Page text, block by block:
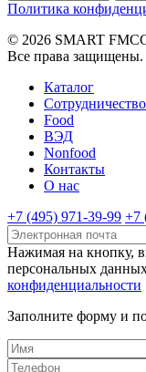
Политика
© 2026 SMART
Все права защищены.
Каталог
Cотрудничество
Food
ВЭД
Nonfood
Контакты
О нас
+7 (495) 971-39-99 +7
Нажимая на кнопку,
персональных
конфиденциальности
Заполните форму и